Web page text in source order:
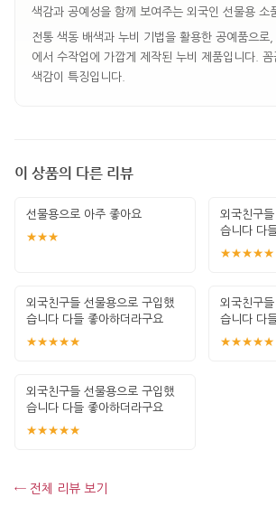
색감과 공예성을 함께 보여주는 외국인 선물용 소
전통 색동 배색과 누비 기법을 활용한 공예품으로
에서 수작업에 가깝게 제작된 누비 제품입니다.
색감이 특징입니다.
이 상품의 다른 리뷰
선물용으로 아주 좋아요
★★★
외국친구
습니다 다
★★★★★
외국친구들 선물용으로 구입했
습니다 다들 좋아하더라구요
★★★★★
외국친구
습니다 다
★★★★★
외국친구들 선물용으로 구입했
습니다 다들 좋아하더라구요
★★★★★
← 전체 리뷰 보기